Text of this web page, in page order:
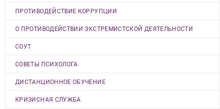
ПРОТИВОДЕЙСТВИЕ КОРРУПЦИИ
О ПРОТИВОДЕЙСТВИИ ЭКСТРЕМИСТСКОЙ ДЕЯТЕЛЬНОСТИ
СОУТ
СОВЕТЫ ПСИХОЛОГА
ДИСТАНЦИОННОЕ ОБУЧЕНИЕ
КРИЗИСНАЯ СЛУЖБА